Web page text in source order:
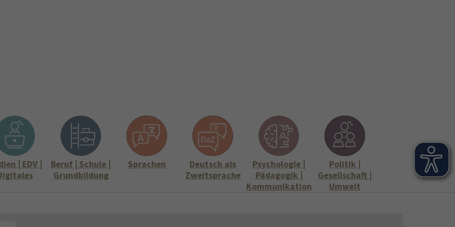
| EDV |
Beruf | Schule |
Grundbildung
Sprachen
Deutsch als
Zweitsprache
Psychologie |
Pädagogik |
Kommunikation
Politik |
Gesellschaft |
Umwelt